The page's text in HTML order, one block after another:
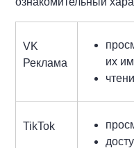
VK
Реклама
их
TikTok